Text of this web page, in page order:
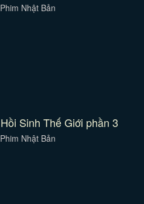
Phim Nhật Bản
Hồi Sinh Thế Giới phần 3
Phim Nhật Bản